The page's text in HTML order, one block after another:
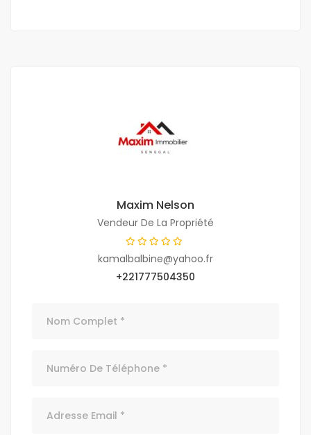
Maxim Nelson
Vendeur De La Propriété
kamalbalbine@yahoo.fr
+221777504350